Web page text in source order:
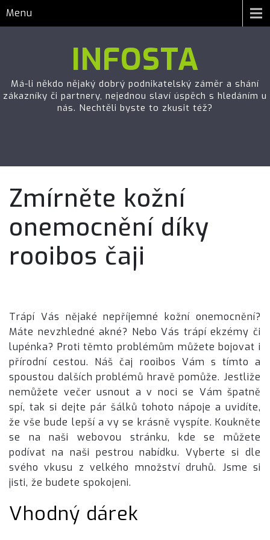
Menu
INFOSTA
Má-li někdo nějaký dobrý podnikatelský záměr a shání
zákazníky či partnery, nejednou slaví úspěch s hledáním u
nás. Nechtěli byste to zkusit též?
Zmírněte kožní
onemocnění díky
rooibos čaji
Trápí Vás nějaké nepříjemné kožní onemocnění?
Máte nevzhledné akné? Nebo Vás trápí ekzémy či
lupénka? Proti těmto problémům můžete bojovat i
přírodní cestou. Náš čaj rooibos Vám s tímto a
spoustou dalších problémů hravě pomůže. Jestliže
nemůžete večer usnout a v noci se Vám špatně
spí, tak si dejte pár šálků tohoto nápoje a uvidíte,
že vše bude lepší a vy se krásně vyspíte. Koukněte
se na naši webovou stránku, kde se můžete
podívat na naši pestrou nabídku. Vyberte si dle
svého vkusu z velkého množství druhů. Jsme si
jisti, že budete spokojeni.
Vhodný dárek